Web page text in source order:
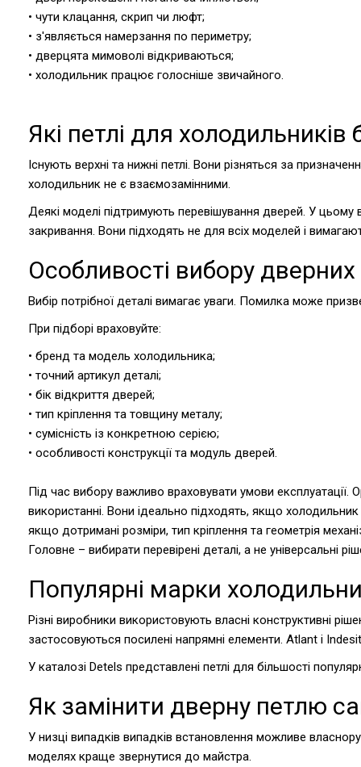
• чути клацання, скрип чи люфт;
• з'являється намерзання по периметру;
• дверцята мимоволі відкриваються;
• холодильник працює голосніше звичайного.
Які петлі для холодильників
Існують верхні та нижні петлі. Вони різняться за
холодильник не є взаємозамінними.
Деякі моделі підтримують перевішування дверей. У цьому
закривання. Вони підходять не для всіх моделей і
Особливості вибору
Вибір потрібної деталі вимагає уваги. Помилка може
При підборі враховуйте:
• бренд та модель холодильника;
• точний артикул деталі;
• бік відкриття дверей;
• тип кріплення та товщину металу;
• сумісність із конкретною серією;
• особливості конструкції та модуль дверей.
Під час вибору важливо враховувати умови експлуатації.
використанні. Вони ідеально підходять, якщо
якщо дотримані розміри, тип кріплення та геометрія
Головне – вибирати перевірені деталі, а не універсальні
Популярні марки
Різні виробники використовують власні конструктивні
застосовуються посилені напрямні елементи. Atlant і
У каталозі Detels представлені петлі для більшості
Як замінити дверну петлю
У низці випадків випадків встановлення можливе
моделях краще звернутися до майстра.